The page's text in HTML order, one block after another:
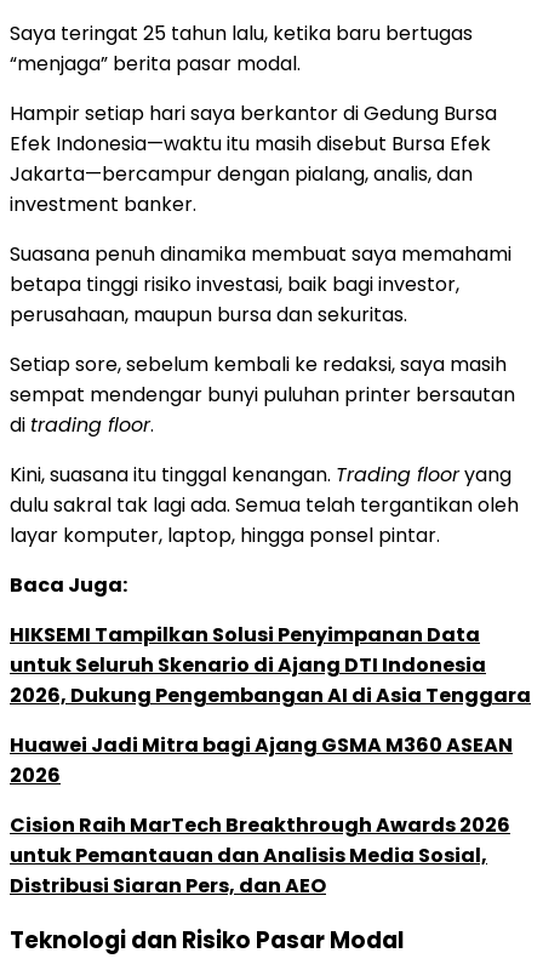
Saya teringat 25 tahun lalu, ketika baru bertugas
“menjaga” berita pasar modal.
Hampir setiap hari saya berkantor di Gedung Bursa
Efek Indonesia—waktu itu masih disebut Bursa Efek
Jakarta—bercampur dengan pialang, analis, dan
investment banker.
Suasana penuh dinamika membuat saya memahami
betapa tinggi risiko investasi, baik bagi investor,
perusahaan, maupun bursa dan sekuritas.
Setiap sore, sebelum kembali ke redaksi, saya masih
sempat mendengar bunyi puluhan printer bersautan
di trading floor.
Kini, suasana itu tinggal kenangan. Trading flooryang
dulu sakral tak lagi ada. Semua telah tergantikan oleh
layar komputer, laptop, hingga ponsel pintar.
Baca Juga:
HIKSEMI Tampilkan Solusi Penyimpanan Data
untuk Seluruh Skenario di Ajang DTI Indonesia
2026, Dukung Pengembangan AI di Asia Tenggara
Huawei Jadi Mitra bagi Ajang GSMA M360 ASEAN
2026
Cision Raih MarTech Breakthrough Awards 2026
untuk Pemantauan dan Analisis Media Sosial,
Distribusi Siaran Pers, dan AEO
Teknologi dan Risiko Pasar Modal